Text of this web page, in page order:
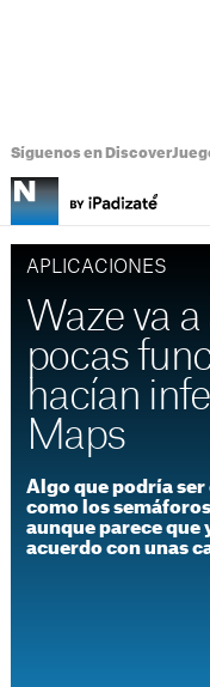
Síguenos en Discover
APLICACIONES
Waze va
pocas
hacían
Maps
Algo que podría ser
como los
aunque parece que
acuerdo con unas